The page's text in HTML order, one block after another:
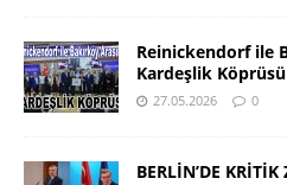
Reinickendorf ile
Kardeşlik Köprüsü
27.05.2026 0
BERLİN’DE KRİTİK